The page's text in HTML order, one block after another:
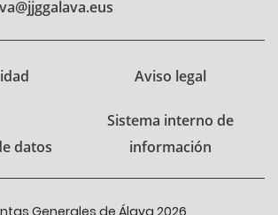
Aviso legal
datos
Sistema interno de
información